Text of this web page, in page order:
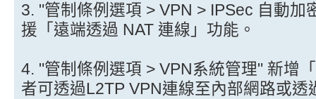
3. "管制條例選項 > VPN > IPSec 自動加
援「遠端透過 NAT 連線」功能。
4. "管制條例選項 > VPN系統管理" 新增
者可透過L2TP VPN連線至內部網路或透